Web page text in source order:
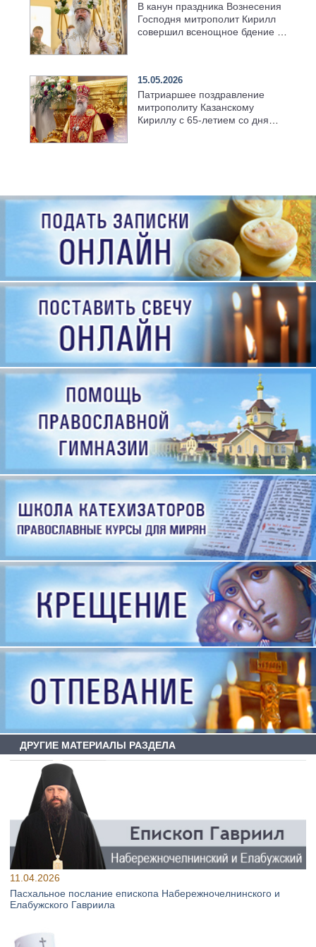
В канун праздника Вознесения
Господня митрополит Кирилл
совершил всенощное бдение в
15.05.2026
Патриаршее поздравление
митрополиту Казанскому
Кириллу с 65-летием со дня
ДРУГИЕ МАТЕРИАЛЫ РАЗДЕЛА
11.04.2026
Пасхальное послание епископа Набережночелнинского и
Елабужского Гавриила